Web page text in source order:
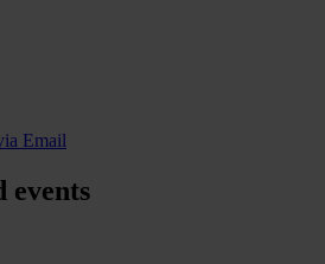
Email
events